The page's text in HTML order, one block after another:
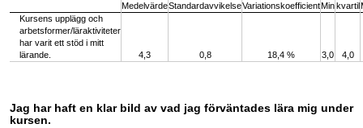
MedelvärdeStandardavvikelseVariationskoefficientMinkvartil
Kursens upplägg och
arbetsformer/läraktiviteter
har varit ett stöd i mitt
lärande.
4,3 0,8 18,4 % 3,0 4,0
Jag har haft en klar bild av vad jag förväntades lära mig under
kursen.